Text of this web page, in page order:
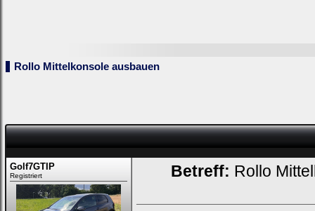
Rollo Mittelkonsole ausbauen
Golf7GTIP
Registriert Betreff: Rollo